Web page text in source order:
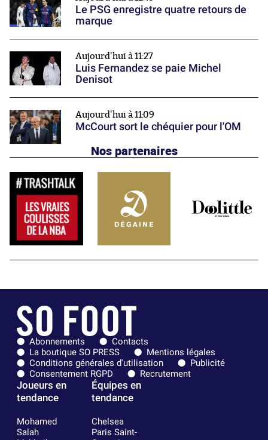
Le PSG enregistre quatre retours de
marque
Aujourd'hui à 11:27
Luis Fernandez se paie Michel
Denisot
Aujourd'hui à 11:09
McCourt sort le chéquier pour l'OM
Nos partenaires
Abonnements
Contacts
La boutique SO PRESS
Mentions légales
Conditions générales d'utilisation
Publicité
Consentement RGPD
Recrutement
Joueurs en
tendance
Mohamed
Salah
Équipes en
tendance
Chelsea
Paris Saint-